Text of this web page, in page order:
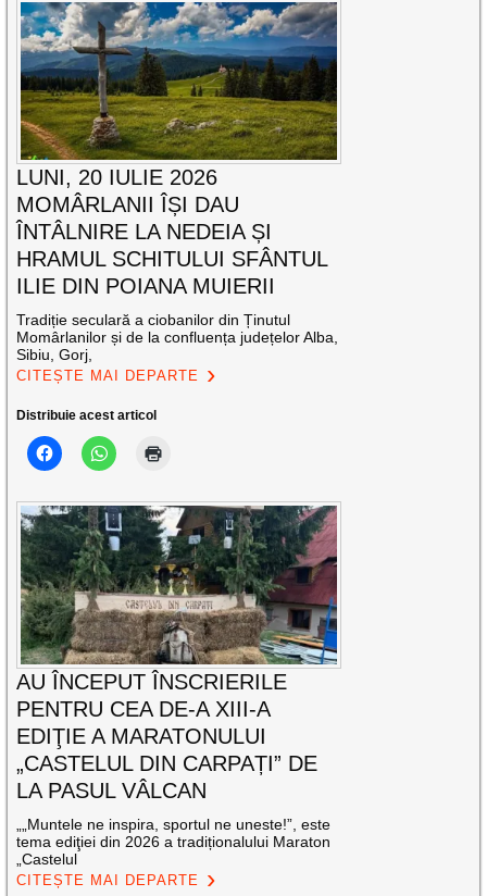
LUNI, 20 IULIE 2026
MOMÂRLANII ÎȘI DAU
ÎNTÂLNIRE LA NEDEIA ȘI
HRAMUL SCHITULUI SFÂNTUL
ILIE DIN POIANA MUIERII
Tradiție seculară a ciobanilor din Ținutul
Momârlanilor și de la confluența județelor Alba,
Sibiu, Gorj,
CITEȘTE MAI DEPARTE
Distribuie acest articol
AU ÎNCEPUT ÎNSCRIERILE
PENTRU CEA DE-A XIII-A
EDIŢIE A MARATONULUI
„CASTELUL DIN CARPAȚI” DE
LA PASUL VÂLCAN
„„Muntele ne inspira, sportul ne uneste!”, este
tema ediţiei din 2026 a tradiționalului Maraton
„Castelul
CITEȘTE MAI DEPARTE